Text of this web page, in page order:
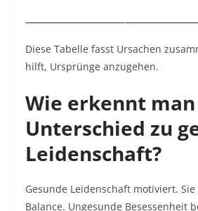
Diese Tabelle fasst Ursachen
hilft, Ursprünge anzugehen.​
Wie erkennt
Unterschied zu
Leidenschaft?
Gesunde Leidenschaft motiviert.
Balance. Ungesunde Besessenheit